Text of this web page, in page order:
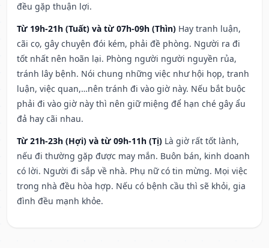
đều gặp thuận lợi.
Từ 19h-21h (Tuất) và từ 07h-09h (Thìn) Hay tranh luận,
cãi cọ, gây chuyện đói kém, phải đề phòng. Người ra đi
tốt nhất nên hoãn lại. Phòng người người nguyền rủa,
tránh lây bệnh. Nói chung những việc như hội họp, tranh
luận, việc quan,…nên tránh đi vào giờ này. Nếu bắt buộc
phải đi vào giờ này thì nên giữ miệng để hạn ché gây ẩu
đả hay cãi nhau.
Từ 21h-23h (Hợi) và từ 09h-11h (Tị) Là giờ rất tốt lành,
nếu đi thường gặp được may mắn. Buôn bán, kinh doanh
có lời. Người đi sắp về nhà. Phụ nữ có tin mừng. Mọi việc
trong nhà đều hòa hợp. Nếu có bệnh cầu thì sẽ khỏi, gia
đình đều mạnh khỏe.